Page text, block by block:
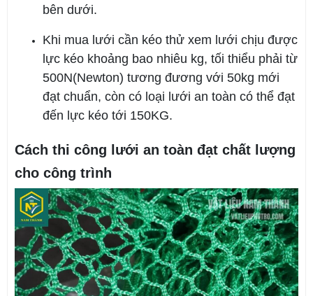
bên dưới.
Khi mua lưới cần kéo thử xem lưới chịu được
lực kéo khoảng bao nhiêu kg, tối thiểu phải từ
500N(Newton) tương đương với 50kg mới
đạt chuẩn, còn có loại lưới an toàn có thể đạt
đến lực kéo tới 150KG.
Cách thi công lưới an toàn đạt chất lượng
cho công trình